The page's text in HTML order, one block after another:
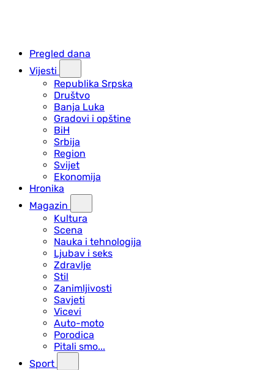
Pregled dana
Vijesti
Republika Srpska
Društvo
Banja Luka
Gradovi i opštine
BiH
Srbija
Region
Svijet
Ekonomija
Hronika
Magazin
Kultura
Scena
Nauka i tehnologija
Ljubav i seks
Zdravlje
Stil
Zanimljivosti
Savjeti
Vicevi
Auto-moto
Porodica
Pitali smo...
Sport